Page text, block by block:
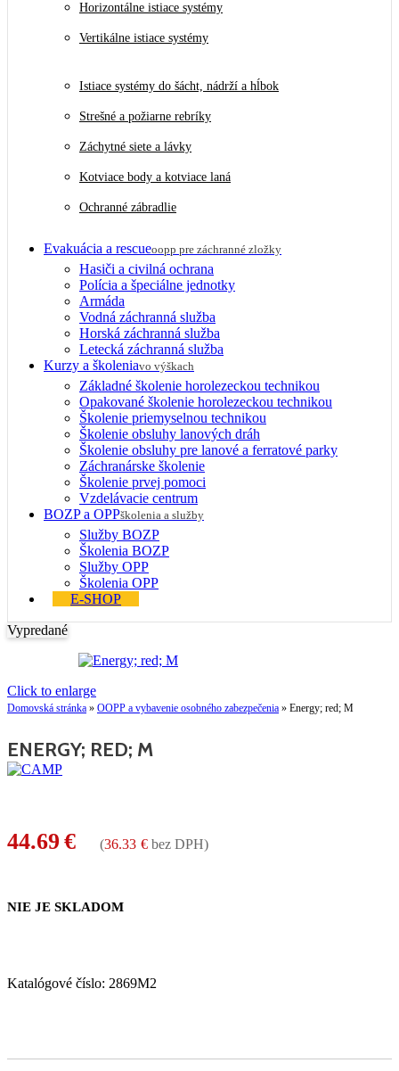
Horizontálne istiace systémy
Vertikálne istiace systémy
Istiace systémy do šácht, nádrží a hĺbok
Strešné a požiarne rebríky
Záchytné siete a lávky
Kotviace body a kotviace laná
Ochranné zábradlie
Evakuácia a rescueoopp pre záchranné zložky
Hasiči a civilná ochrana
Polícia a špeciálne jednotky
Armáda
Vodná záchranná služba
Horská záchranná služba
Letecká záchranná služba
Kurzy a školeniavo výškach
Základné školenie horolezeckou technikou
Opakované školenie horolezeckou technikou
Školenie priemyselnou technikou
Školenie obsluhy lanových dráh
Školenie obsluhy pre lanové a ferratové parky
Záchranárske školenie
Školenie prvej pomoci
Vzdelávacie centrum
BOZP a OPPškolenia a služby
Služby BOZP
Školenia BOZP
Služby OPP
Školenia OPP
E-SHOP
Vypredané
Click to enlarge
Domovská stránka » OOPP a vybavenie osobného zabezpečenia » Energy; red; M
ENERGY; RED; M
44.69 € (36.33 € bez DPH)
NIE JE SKLADOM
Katalógové číslo: 2869M2